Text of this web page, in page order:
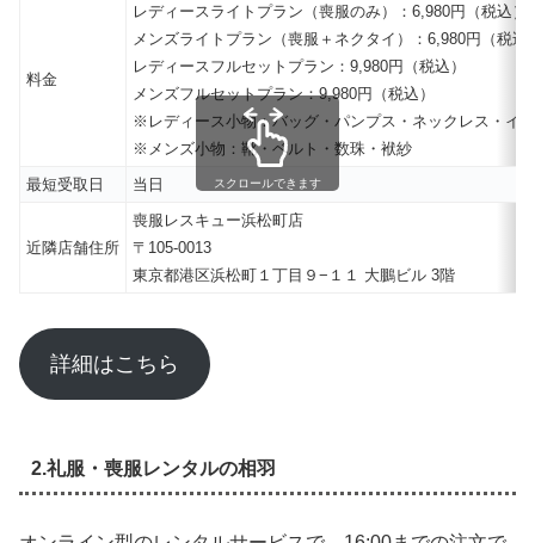
料金
レディースライトプラン（喪服のみ）：6,980円（税込）
メンズライトプラン（喪服＋ネクタイ）：6,980円（税込
レディースフルセットプラン：9,980円（税込）
メンズフルセットプラン：9,980円（税込）
※レディース小物：バッグ・パンプス・ネックレス・イ
※メンズ小物：靴・ベルト・数珠・袱紗
最短受取日
当日
近隣店舗住所
喪服レスキュー浜松町店
〒105-0013
東京都港区浜松町１丁目９−１１ 大鵬ビル 3階
スクロールできます
詳細はこちら
2.礼服・喪服レンタルの相羽